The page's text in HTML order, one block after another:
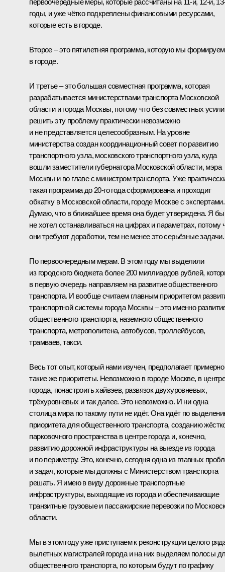
первоочередные меры, которые рассчитаны на 11-й, 12-й,
годы, и уже чётко подкреплены финансовыми ресурсами,
которые есть в городе.
Второе – это пятилетняя программа, которую мы формируем
в городе.
И третье – это большая совместная программа, которая
разрабатывается министерствами транспорта Московской
области и города Москвы, потому что без совместных
решить эту проблему практически невозможно
и не представляется целесообразным. На уровне
министерства создан координационный совет по развитию
транспортного узла, московского транспортного узла, куда
вошли заместители губернатора Московской области, мэра
Москвы и во главе с министром транспорта. Уже
такая программа до 20-го года сформирована и проходит
обкатку в Московской области, городе Москве с экспертами.
Думаю, что в ближайшее время она будет утверждена. Я бы
не хотел останавливаться на цифрах и параметрах, потому
они требуют доработки, тем не менее это серьёзные задачи.
По первоочередным мерам. В этом году мы выделили
из городского бюджета более 200 миллиардов рублей,
в первую очередь направляем на развитие общественного
транспорта. И вообще считаем главным приоритетом
транспортной системы города Москвы – это именно
общественного транспорта, наземного общественного
транспорта, метрополитена, автобусов, троллейбусов,
трамваев, такси.
Весь тот опыт, который нами изучен, предполагает примерно
такие же приоритеты. Невозможно в городе Москве, в
города, понастроить хайвэев, развязок двухуровневых,
трёхуровневых и так далее. Это невозможно. И ни одна
столица мира по такому пути не идёт. Она идёт по
приоритета для общественного транспорта, созданию
парковочного пространства в центре города и, конечно,
развитию дорожной инфраструктуры на выезде из города
и по периметру. Это, конечно, сегодня одна из главных
и задач, которые мы должны с Министерством транспорта
решать. Я имею в виду дорожные транспортные
инфраструктуры, выходящие из города и обеспечивающие
транзитные грузовые и пассажирские перевозки по
области.
Мы в этом году уже приступаем к реконструкции целого
вылетных магистралей города и на них выделяем полосы
общественного транспорта, по которым будут по графику